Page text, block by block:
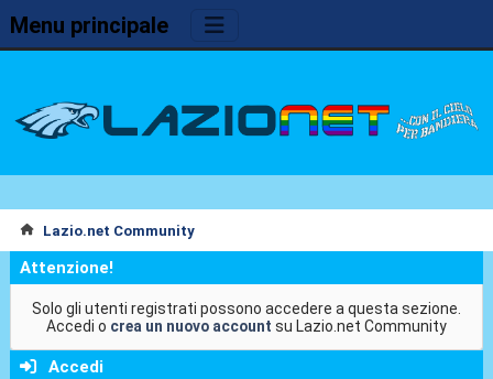
Menu principale
Lazio.net Community
Attenzione!
Solo gli utenti registrati possono accedere a questa sezione.
Accedi o crea un nuovo account su Lazio.net Community
Accedi